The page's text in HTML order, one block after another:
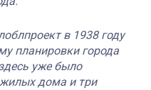
в 1938 году
планировки города
уже было
дома и три